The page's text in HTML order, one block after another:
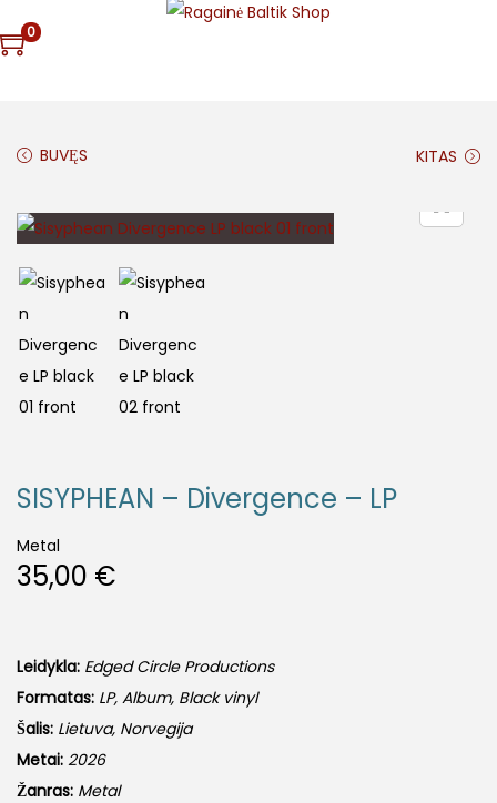
0
BUVĘS KITAS
SISYPHEAN – Divergence – LP
Metal
35,00 €
Leidykla: Edged Circle Productions
Formatas: LP, Album, Black vinyl
Šalis: Lietuva, Norvegija
Metai: 2026
Žanras: Metal